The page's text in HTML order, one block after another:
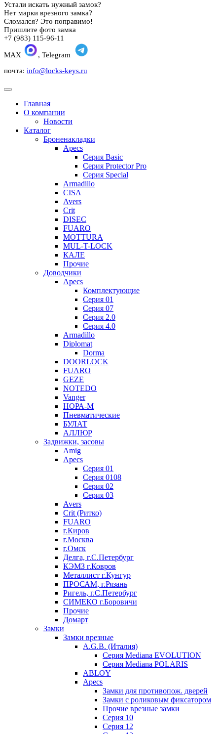
Устали искать нужный замок?
Нет марки врезного замка?
Сломался? Это поправимо!
Пришлите фото замка
+7 (983) 115-96-11
MAX
, Telegram
почта: info@locks-keys.ru
Главная
О компании
Новости
Каталог
Броненакладки
Apecs
Серия Basic
Серия Protector Pro
Серия Special
Armadillo
CISA
Avers
Crit
DISEC
FUARO
MOTTURA
MUL-T-LOCK
КАЛЕ
Прочие
Доводчики
Apecs
Комплектующие
Серия 01
Серия 07
Серия 2.0
Серия 4.0
Armadillo
Diplomat
Dorma
DOORLOCK
FUARO
GEZE
NOTEDO
Vanger
НОРА-М
Пневматические
БУЛАТ
АЛЛЮР
Задвижки, засовы
Amig
Apecs
Серия 01
Серия 0108
Серия 02
Серия 03
Avers
Crit (Ритко)
FUARO
г.Киров
г.Москва
г.Омск
Делга, г.С.Петербург
КЭМЗ г.Ковров
Металлист г.Кунгур
ПРОСАМ, г.Рязань
Ригель, г.С.Петербург
СИМЕКО г.Боровичи
Прочие
Домарт
Замки
Замки врезные
A.G.B. (Италия)
Серия Mediana EVOLUTION
Серия Mediana POLARIS
ABLOY
Apecs
Замки для противопож. дверей
Замки с роликовым фиксатором
Прочие врезные замки
Серия 10
Серия 12